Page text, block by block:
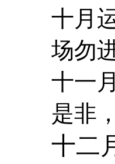
十月
场勿
十一
是非
十二